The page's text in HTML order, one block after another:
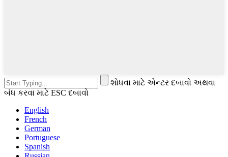
શોધવા માટે એન્ટર દબાવો અથવા
બંધ કરવા માટે ESC દબાવો
English
French
German
Portuguese
Spanish